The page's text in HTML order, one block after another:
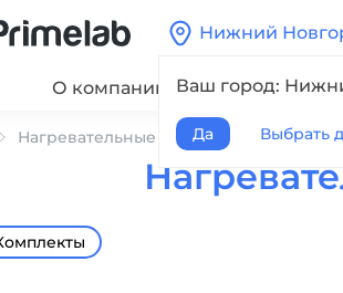
Нижний
Ваш город:
Да Выбрать
О компании Сервис
Нагревательные плитки